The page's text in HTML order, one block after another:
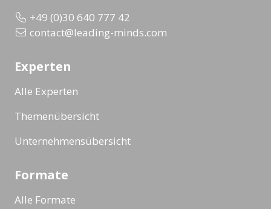
+49 (0)30 640 777 42
contact@leading-minds.com
Experten
Alle Experten
Themenübersicht
Unternehmensübersicht
Formate
Alle Formate